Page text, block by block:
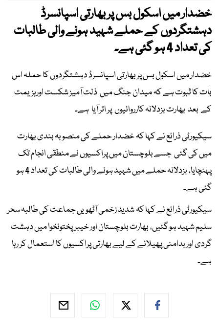
خضدار میں اسکول بس پر بھارتی اسپانسرڈ
دہشتگردوں کے حملے شہید ہونے والی طالبات
کی تعداد 4 ہو گئی ہے۔
خضدار میں اسکول بس پر بھارتی اسپانسرڈ دہشتگردوں کا حملہ اس
بات کا ثبوت ہے کہ میدان جنگ میں ذلت آمیز شکست اورہزیمت
کے بعد بھارت بزدلانہ کارروائیوں پر اتر آیا ہے۔
سیکیورٹی ذرائع نے کہا کہ خضدار حملے کی منصوبہ بندی بھارت
میں کی گئی جسے بلوچستان میں پراکسیوں نے منطقی انجام تک
پہنچایا، بزدلانہ حملے میں شہید ہونے والی طالبات کی تعداد 4 ہو
گئی ہے۔
سیکیورٹی ذرائع نے کہا کہ شدید زخمی آٹھویں جماعت کی طالبہ سحر
سلیم شہید ہو گئیں، بھارت بلوچستان اور خیبرپختونخوا میں دہشت
گردی اور بدامنی پھیلانے کے لیے بھارتی پراکسیوں کا استعمال کر رہا
ہے۔